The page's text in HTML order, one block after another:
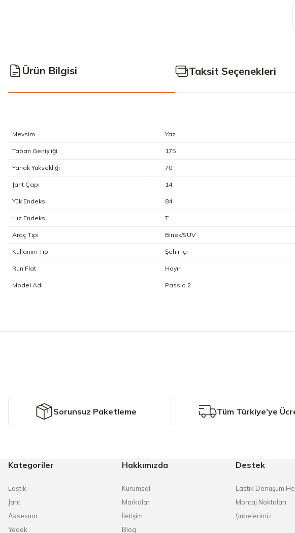
Ürün Bilgisi Taksit Seçenekleri
Mevsim : Yaz
Taban Genişliği : 175
Yanak Yüksekliği : 70
Jant Çapı : 14
Yük Endeksi : 84
Hız Endeksi : T
Araç Tipi : Binek/SUV
Kullanım Tipi : Şehir İçi
Run Flat : Hayır
Model Adı : Passio 2
Ürün fiyatı diğer sitelerden daha pahalı.
Bu ürüne benzer farklı alternatifler olmalı.
Sorunsuz Paketleme Tüm Türkiye’ye
Kategoriler
Lastik
Jant
Aksesuar
Yedek
Hakkımızda
Kurumsal
Markalar
İletişim
Blog
Destek
Lastik Dönüşüm
Montaj Noktaları
Şubelerimiz